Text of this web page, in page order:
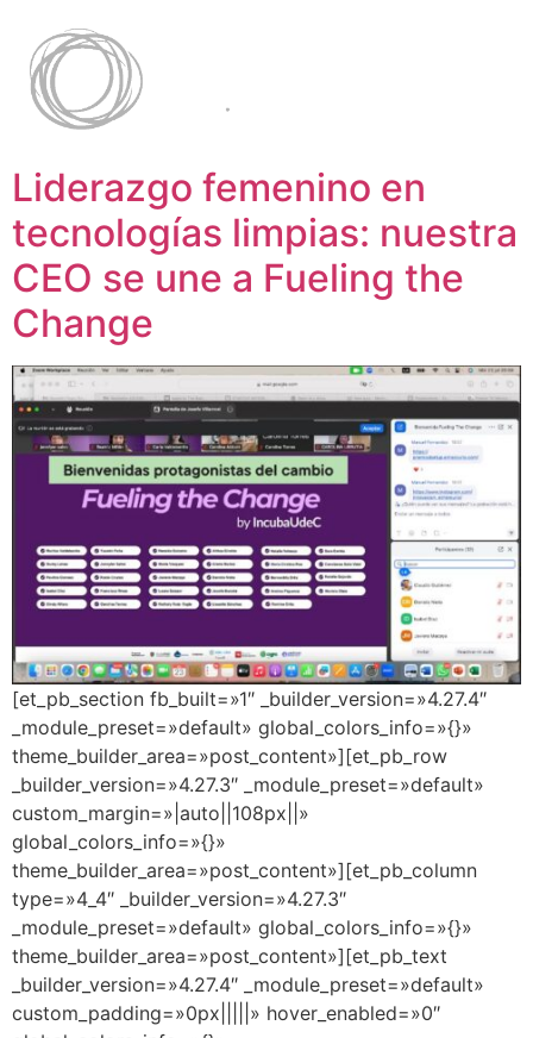
Liderazgo femenino en
tecnologías limpias: nuestra
CEO se une a Fueling the
Change
[et_pb_section fb_built=»1″ _builder_version=»4.27.4″
_module_preset=»default» global_colors_info=»{}»
theme_builder_area=»post_content»][et_pb_row
_builder_version=»4.27.3″ _module_preset=»default»
custom_margin=»|auto||108px||»
global_colors_info=»{}»
theme_builder_area=»post_content»][et_pb_column
type=»4_4″ _builder_version=»4.27.3″
_module_preset=»default» global_colors_info=»{}»
theme_builder_area=»post_content»][et_pb_text
_builder_version=»4.27.4″ _module_preset=»default»
custom_padding=»0px|||||» hover_enabled=»0″